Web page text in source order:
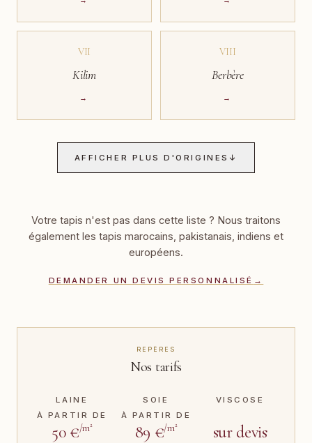
VII
Kilim
→
VIII
Berbère
→
AFFICHER PLUS D'ORIGINES ↓
Votre tapis n'est pas dans cette liste ? Nous traitons
également les tapis marocains, pakistanais, indiens et
européens.
DEMANDER UN DEVIS PERSONNALISÉ →
REPÈRES
Nos tarifs
LAINE
À PARTIR DE
50 €/m²
SOIE
À PARTIR DE
89 €/m²
VISCOSE
sur devis